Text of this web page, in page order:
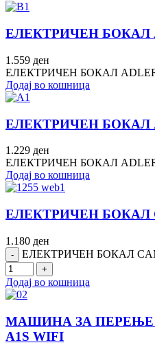
ЕЛЕКТРИЧЕН БОКАЛ
1.559 ден
ЕЛЕКТРИЧЕН БОКАЛ ADLER
Додај во кошница
ЕЛЕКТРИЧЕН БОКАЛ
1.229 ден
ЕЛЕКТРИЧЕН БОКАЛ ADLER
Додај во кошница
ЕЛЕКТРИЧЕН БОКАЛ
1.180 ден
ЕЛЕКТРИЧЕН БОКАЛ
Додај во кошница
МАШИНА ЗА ПЕРЕЊЕ
A1S WIFI